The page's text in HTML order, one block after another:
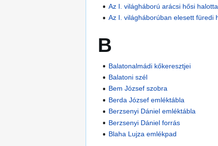
Az I. világháború arácsi hősi
Az I. világháborúban elesett füredi
B
Balatonalmádi kőkeresztjei
Balatoni szél
Bem József szobra
Berda József emléktábla
Berzsenyi Dániel emléktábla
Berzsenyi Dániel forrás
Blaha Lujza emlékpad